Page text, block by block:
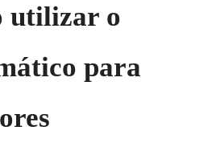
utilizar o
para